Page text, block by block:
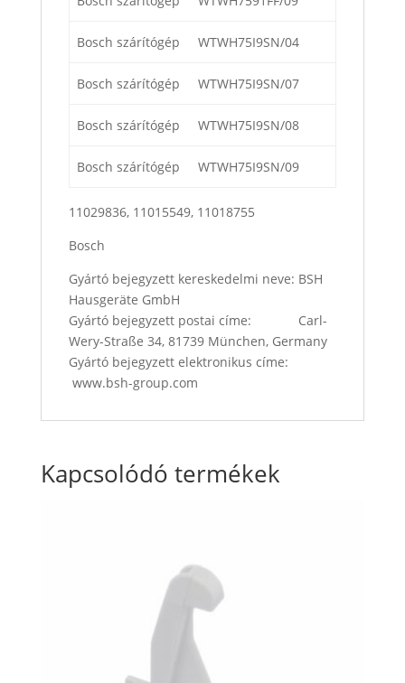
Bosch szárítógép WTWH75I9SN/04
Bosch szárítógép WTWH75I9SN/07
Bosch szárítógép WTWH75I9SN/08
Bosch szárítógép WTWH75I9SN/09
11029836, 11015549, 11018755
Bosch
Gyártó bejegyzett kereskedelmi neve: BSH
Hausgeräte GmbH
Gyártó bejegyzett postai címe: Carl-
Wery-Straße 34, 81739 München, Germany
Gyártó bejegyzett elektronikus címe:
www.bsh-group.com
Kapcsolódó termékek